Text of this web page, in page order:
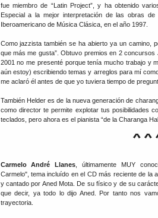
fue miembro de “Latin Project”, y ha obtenido
Especial a la mejor interpretación de las obras
Iberoamericano de Música Clásica, en el año 1997.
Como jazzista también se ha abierto ya un camino,
que más me gusta”. Obtuvo premios en 2
2001 no me presenté porque tenía mucho trabajo y
aún estoy) escribiendo temas y arreglos para mí
me aclaró él antes de que yo tuviera tiempo de
También Helder es de la nueva generación de
como director te permite explotar tus posibilidades
teclados, pero ahora es el pianista “de la Charanga
Carmelo André Llanes , últimamente MUY
Carmelo", tema incluído en el CD más reciente de la
y cantado por Aned Mota. De su físico y de su
que decir, ya todo lo dijo Aned. Por tanto nos
trayectoria.